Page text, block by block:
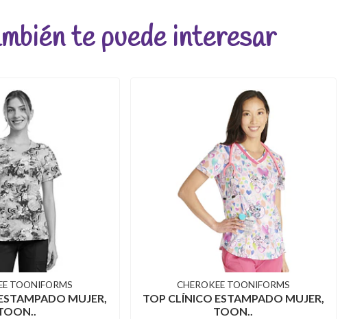
te puede interesar
TOONIFORMS
MUJER,
CHEROKEE TOONIFORMS
TOP CLÍNICO ESTAMPADO MUJER,
TOON..